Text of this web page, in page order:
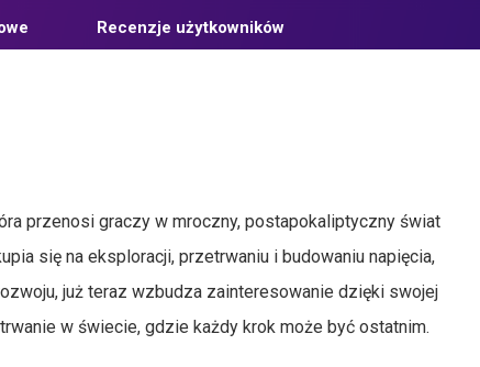
Recenzje użytkowników
przenosi graczy w mroczny, postapokaliptyczny świat
się na eksploracji, przetrwaniu i budowaniu napięcia,
już teraz wzbudza zainteresowanie dzięki swojej
w świecie, gdzie każdy krok może być ostatnim.